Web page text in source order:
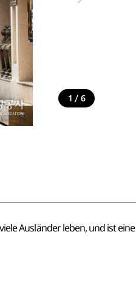
1 / 6
Ausländer leben, und ist eine